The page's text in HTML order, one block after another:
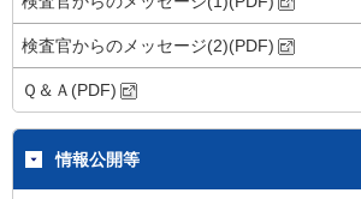
検査官からのメッセージ(2)(PDF)
Ｑ＆Ａ(PDF)
情報公開等